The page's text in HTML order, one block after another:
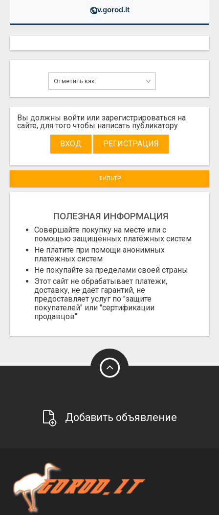
v.gorod.lt
Вы должны войти или зарегистрироваться на
сайте, для того чтобы написать публикатору
ВХОД
РЕГИСТРАЦИЯ
ФИЛЬТР
ПОЛЕЗНАЯ ИНФОРМАЦИЯ
Совершайте покупку на месте или с
помощью защищённых платёжных систем
Не платите при помощи анонимных
платёжных систем
Не покупайте за пределами своей страны
Этот сайт не обрабатывает платежи,
доставку, не даёт гарантий, не
предоставляет услуг по "защите
покупателей" или "сертификации
продавцов"
Добавить объявление